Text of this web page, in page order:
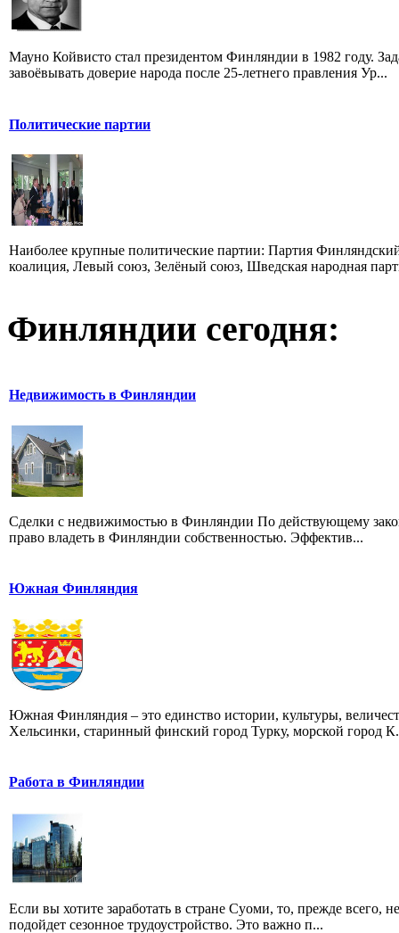
Мауно Койвисто стал президентом Финляндии в 1982 году.
завоёвывать доверие народа после 25-летнего правления Ур...
Политические партии
Наиболее крупные политические партии: Партия
коалиция, Левый союз, Зелёный союз, Шведская народная
Финляндии сегодня:
Недвижимость в Финляндии
Сделки с недвижимостью в Финляндии По действующему
право владеть в Финляндии собственностью. Эффектив...
Южная Финляндия
Южная Финляндия – это единство истории, культуры,
Хельсинки, старинный финский город Турку, морской город
Работа в Финляндии
Если вы хотите заработать в стране Суоми, то, прежде
подойдет сезонное трудоустройство. Это важно п...